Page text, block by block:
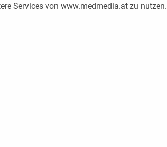
Services von www.medmedia.at zu nutzen.